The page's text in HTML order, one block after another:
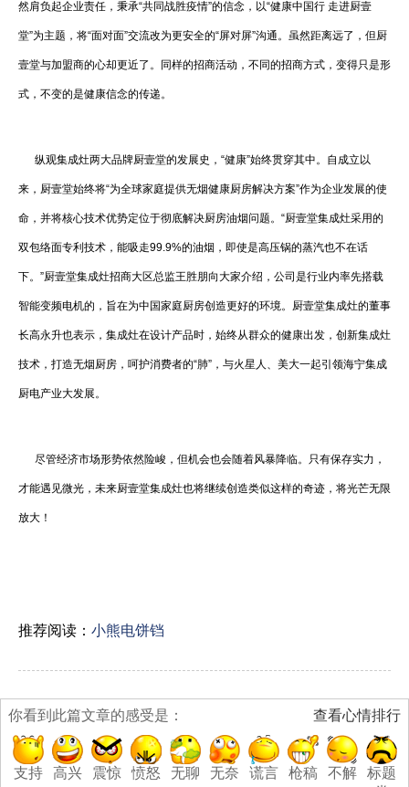
然肩负起企业责任，秉承“共同战胜疫情”的信念，以“健康中国行 走进厨壹
堂”为主题，将“面对面”交流改为更安全的“屏对屏”沟通。虽然距离远了，但厨
壹堂与加盟商的心却更近了。同样的招商活动，不同的招商方式，变得只是形
式，不变的是健康信念的传递。
纵观集成灶两大品牌厨壹堂的发展史，“健康”始终贯穿其中。自成立以
来，厨壹堂始终将“为全球家庭提供无烟健康厨房解决方案”作为企业发展的使
命，并将核心技术优势定位于彻底解决厨房油烟问题。“厨壹堂集成灶采用的
双包络面专利技术，能吸走99.9%的油烟，即使是高压锅的蒸汽也不在话
下。”厨壹堂集成灶招商大区总监王胜朋向大家介绍，公司是行业内率先搭载
智能变频电机的，旨在为中国家庭厨房创造更好的环境。厨壹堂集成灶的董事
长高永升也表示，集成灶在设计产品时，始终从群众的健康出发，创新集成灶
技术，打造无烟厨房，呵护消费者的“肺”，与火星人、美大一起引领海宁集成
厨电产业大发展。
尽管经济市场形势依然险峻，但机会也会随着风暴降临。只有保存实力，
才能遇见微光，未来厨壹堂集成灶也将继续创造类似这样的奇迹，将光芒无限
放大！
推荐阅读： 小熊电饼铛
查看心情排行
你看到此篇文章的感受是：
支持 高兴 震惊 愤怒 无聊 无奈 谎言 枪稿 不解
标题